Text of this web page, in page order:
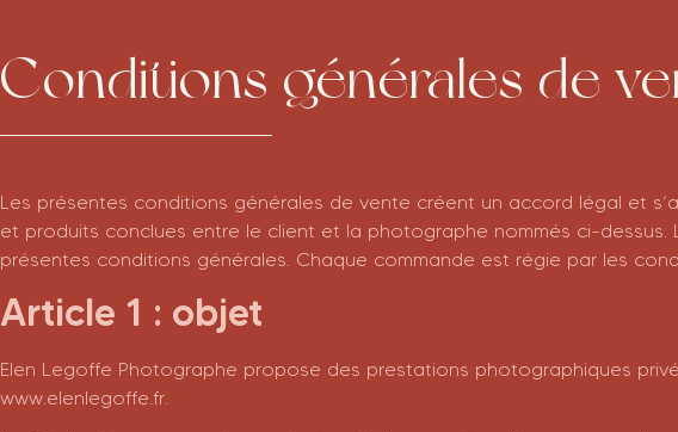
Conditions générales de
Les présentes conditions générales de vente créent un accord légal et
et produits conclues entre le client et la photographe nommés ci-
présentes conditions générales. Chaque commande est régie par les
Article 1 : objet
Elen Legoffe Photographe propose des prestations photographiques
www.elenlegoffe.fr.